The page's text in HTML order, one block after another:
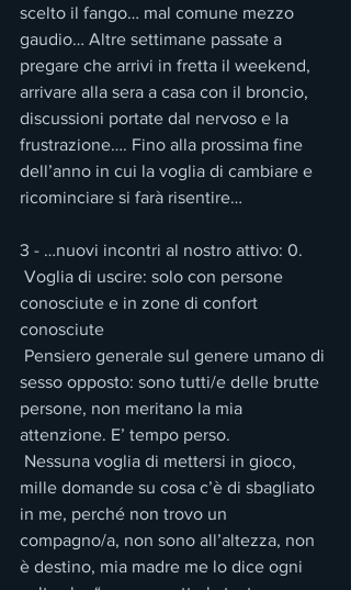
scelto il fango… mal comune mezzo
gaudio… Altre settimane passate a
pregare che arrivi in fretta il weekend,
arrivare alla sera a casa con il broncio,
discussioni portate dal nervoso e la
frustrazione…. Fino alla prossima fine
dell’anno in cui la voglia di cambiare e
ricominciare si farà risentire…
3 - …nuovi incontri al nostro attivo: 0.
conosciute e in zone di confort
conosciute
sesso opposto: sono tutti/e delle brutte
persone, non meritano la mia
attenzione. E’ tempo perso.
mille domande su cosa c’è di sbagliato
in me, perché non trovo un
compagno/a, non sono all’altezza, non
è destino, mia madre me lo dice ogni